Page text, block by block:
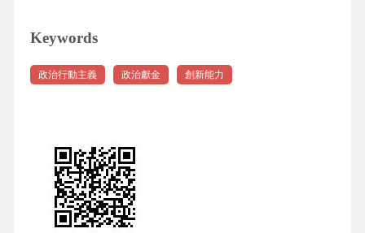
Keywords
政治行動主義 政治獻金 創新能力